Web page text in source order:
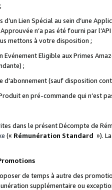
Lien Spécial au sein d’une
n’a pas été fourni par
mettons à votre disposition ;
Eligible aux Primes
;
d'abonnement (sauf disposition
en pré-commande qui n’est
dans le présent Décompte de
(« Rémunération Standard »).
de temps à autre des
supplémentaire ou